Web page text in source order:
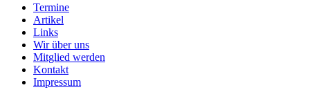
Termine
Artikel
Links
Wir über uns
Mitglied werden
Kontakt
Impressum